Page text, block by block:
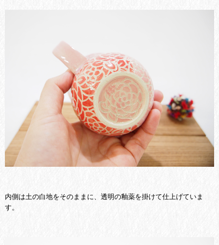
内側は土の白地をそのままに、透明の釉薬を掛けて仕上げていま
す。